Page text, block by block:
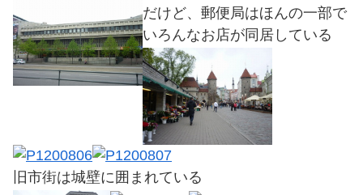
だけど、郵便局はほんの一部で
いろんなお店が同居している
旧市街は城壁に囲まれている